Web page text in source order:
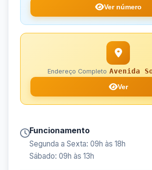
Ver número
Endereço Completo Avenida
Ver
Funcionamento
Segunda a Sexta: 09h às 18h
Sábado: 09h às 13h